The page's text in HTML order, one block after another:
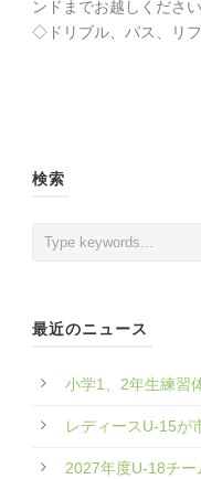
ンドまでお越しくださ
◇ドリブル、パス、リフ
検索
最近のニュース
小学1、2年生練習
レディースU-15が
2027年度U-18チ